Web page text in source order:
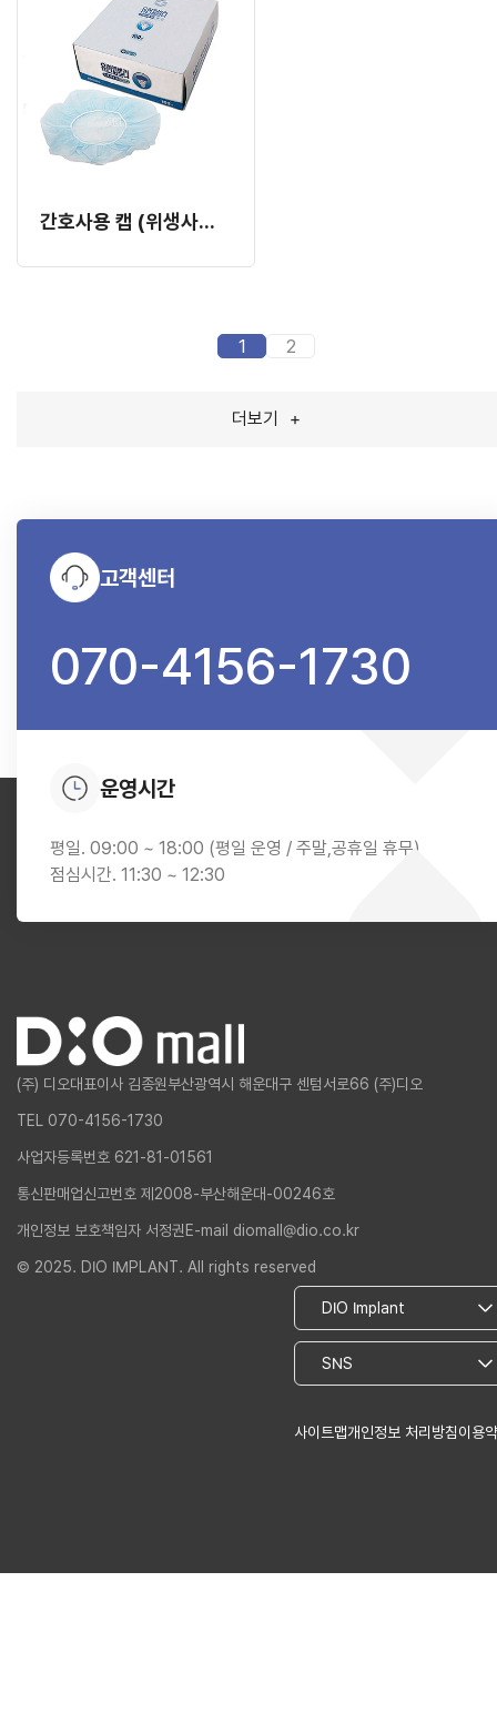
간호사용 캡 (위생사용 캡)
1 2
더보기 +
고객센터
070-4156-1730
운영시간
평일. 09:00 ~ 18:00 (평일 운영 / 주말,공휴일 휴무)
점심시간. 11:30 ~ 12:30
(주) 디오대표이사 김종원부산광역시 해운대구 센텀서로66 (주)디오
TEL 070-4156-1730
사업자등록번호 621-81-01561
통신판매업신고번호 제2008-부산해운대-00246호
개인정보 보호책임자 서정권 E-mail diomall@dio.co.kr
© 2025. DIO IMPLANT. All rights reserved
사이트맵개인정보 처리방침이용